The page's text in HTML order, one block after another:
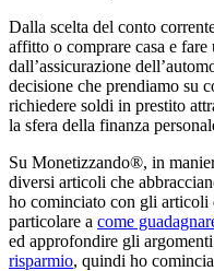
Dalla scelta del conto
affitto o comprare casa e
dall’assicurazione
decisione che prendiamo su
richiedere soldi in prestito
la sfera della finanza
Su Monetizzando®, in
diversi articoli che
ho cominciato con gli articoli
particolare a come
ed approfondire gli
risparmio, quindi ho